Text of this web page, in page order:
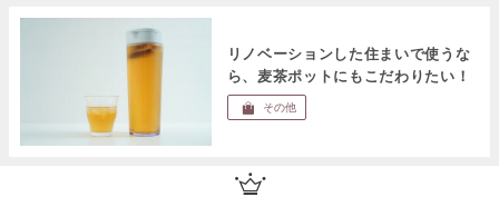
リノベーションした住まいで使うな
ら、麦茶ポットにもこだわりたい！
その他